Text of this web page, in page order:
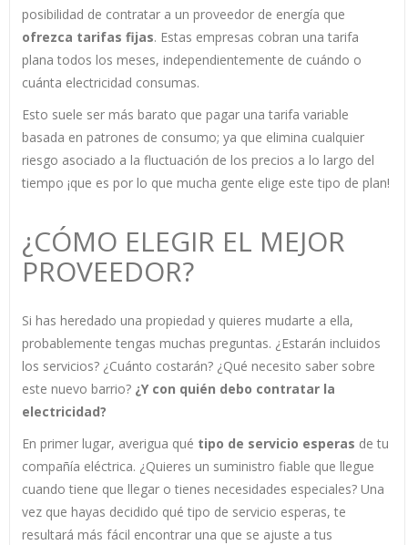
posibilidad de contratar a un proveedor de energía que
ofrezca tarifas fijas. Estas empresas cobran una tarifa
plana todos los meses, independientemente de cuándo o
cuánta electricidad consumas.
Esto suele ser más barato que pagar una tarifa variable
basada en patrones de consumo; ya que elimina cualquier
riesgo asociado a la fluctuación de los precios a lo largo del
tiempo ¡que es por lo que mucha gente elige este tipo de plan!
¿CÓMO ELEGIR EL MEJOR
PROVEEDOR?
Si has heredado una propiedad y quieres mudarte a ella,
probablemente tengas muchas preguntas. ¿Estarán incluidos
los servicios? ¿Cuánto costarán? ¿Qué necesito saber sobre
este nuevo barrio? ¿Y con quién debo contratar la
electricidad?
En primer lugar, averigua qué tipo de servicio esperas de tu
compañía eléctrica. ¿Quieres un suministro fiable que llegue
cuando tiene que llegar o tienes necesidades especiales? Una
vez que hayas decidido qué tipo de servicio esperas, te
resultará más fácil encontrar una que se ajuste a tus